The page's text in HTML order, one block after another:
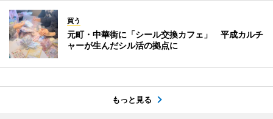
買う
元町・中華街に「シール交換カフェ」 平成カルチ
ャーが生んだシル活の拠点に
もっと見る